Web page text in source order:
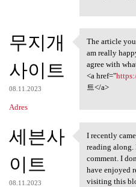
무지개
사이트
08.11.2023
Adres
The article
The article
am really
agree with
<a href="
트</a>
세븐사
이트
08.11.2023
I recently
I recently
reading
comment. I
have enjoyed
visiting this